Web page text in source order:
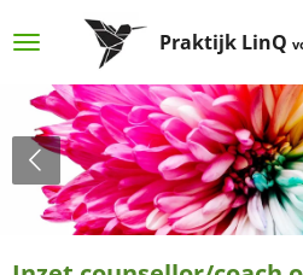
direct
de
hoofdinhoud
Praktijk LinQ